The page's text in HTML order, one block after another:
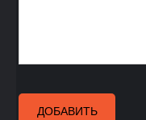
ДОБАВИТЬ